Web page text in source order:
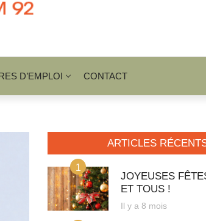
D’EMPLOI CONTACT
ARTICLES
1
JOYEUSES
ET TOUS !
Il y a 8 mois